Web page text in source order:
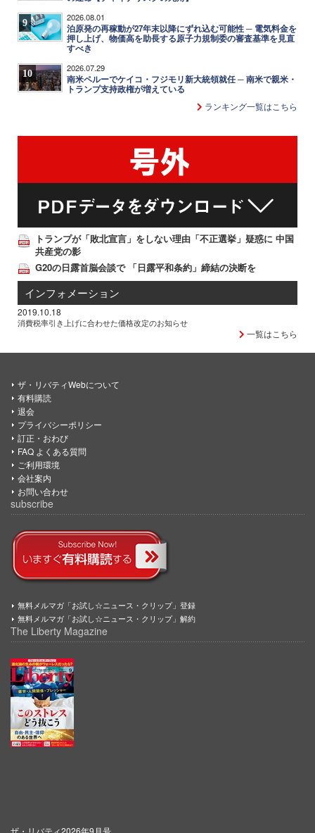
9 2026.08.01
泊原発の再稼動が27年末以降にずれ込む可能性 ─ 電気料金を
押し上げ、物価高を助長する原子力規制委の審査基準を見直
すべき
10 2026.07.29
南米ペルーでケイコ・フジモリ新大統領就任 ─ 南米で親米・
トランプ支持政権が増えている
ランキング一覧はこちら
トランプが「敗北宣言」をしない理由「不正選挙」疑惑に 中国
共産党の影
G20の日露首脳会談で 「日露平和条約」締結の決断を
インフォメーション
2019.10.18
消費税率引き上げに合わせた価格改定のお知らせ
一覧はこちら
ザ・リバティWebについて
有料購読
退会
プライバシーポリシー
訂正・おわび
FAQ よくある質問
ご利用環境
会社案内
お問い合わせ
subscribe
無料メルマガ「お試し☆ニュース・クリップ」登録
無料メルマガ「お試し☆ニュース・クリップ」解約
The Liberty Magazine
ザ・リバティ2026年9月号